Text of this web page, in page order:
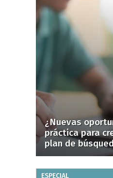
¿Nuevas
práctica para
plan de
ESPECIAL